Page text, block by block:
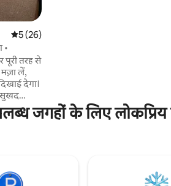
औसत रेटिंग 5 में से 5, 26 समीक्षाएँ
5 (26)
•
तरह से
लें,
देगा।
सुखद
जो
लिए
जगहों के लिए